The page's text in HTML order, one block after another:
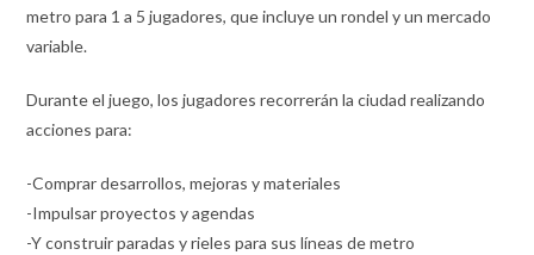
metro para 1 a 5 jugadores, que incluye un rondel y un mercado
variable.
Durante el juego, los jugadores recorrerán la ciudad realizando
acciones para:
-Comprar desarrollos, mejoras y materiales
-Impulsar proyectos y agendas
-Y construir paradas y rieles para sus líneas de metro